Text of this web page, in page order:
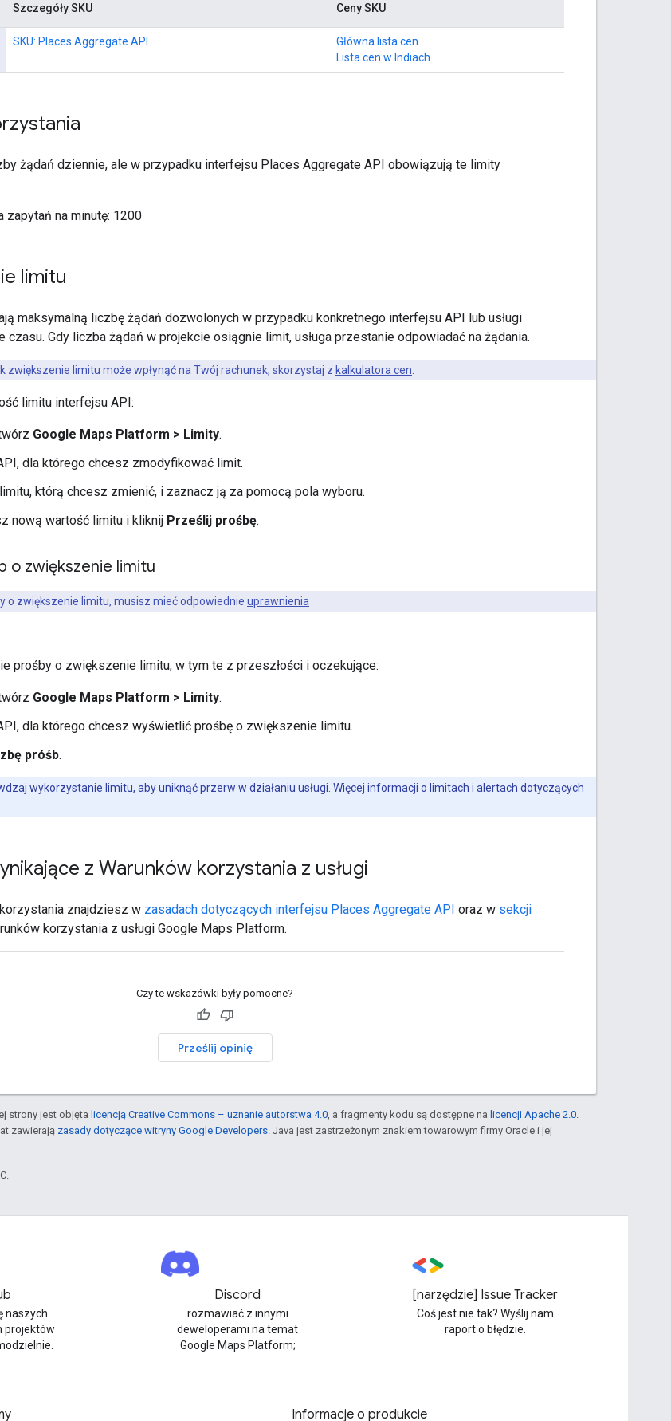
Szczegóły SKU Ceny SKU
SKU: Places Aggregate API
Główna lista cen
Lista cen w Indiach
żądań dziennie, ale w przypadku interfejsu Places Aggregate API obowiązują te limity
zapytań na minutę: 1200
limitu
maksymalną liczbę żądań dozwolonych w przypadku konkretnego interfejsu API lub usługi
czasu. Gdy liczba żądań w projekcie osiągnie limit, usługa przestanie odpowiadać na żądania.
zwiększenie limitu może wpłynąć na Twój rachunek, skorzystaj z kalkulatora cen
limitu interfejsu API:
Google Maps Platform > Limity.
dla którego chcesz zmodyfikować limit.
limitu, którą chcesz zmienić, i zaznacz ją za pomocą pola wyboru.
nową wartość limitu i kliknij Prześlij prośbę.
o zwiększenie limitu
o zwiększenie limitu, musisz mieć odpowiednie uprawnienia
prośby o zwiększenie limitu, w tym te z przeszłości i oczekujące:
Google Maps Platform > Limity.
dla którego chcesz wyświetlić prośbę o zwiększenie limitu.
próśb.
wykorzystanie limitu, aby uniknąć przerw w działaniu usługi. Więcej informacji o limitach i alertach dotyczących
z Warunków korzystania z usługi
korzystania znajdziesz w zasadach dotyczących interfejsu Places Aggregate API oraz w sekcji
korzystania z usługi Google Maps Platform.
Czy te wskazówki były pomocne?
Prześlij opinię
strony jest objęta licencją Creative Commons – uznanie autorstwa 4.0 , a fragmenty kodu są dostępne na licencji Apache 2.0
zawierają zasady dotyczące witryny Google Developers . Java jest zastrzeżonym znakiem towarowym firmy Oracle i jej
naszych
projektów
Discord
rozmawiać z innymi
deweloperami na temat
Google Maps Platform;
[narzędzie] Issue Tracker
Coś jest nie tak? Wyślij nam
raport o błędzie.
Informacje o produkcie